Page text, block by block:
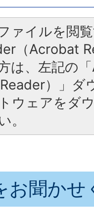
ァイルを閲
（Acrobat
は、左記の
）」ダ
ウェアをダ
。
お聞かせ